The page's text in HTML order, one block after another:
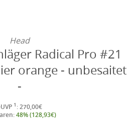
Head
Radical Pro #21
orange - unbesaitet
-
1 : 270,00€
48% (128,93€)